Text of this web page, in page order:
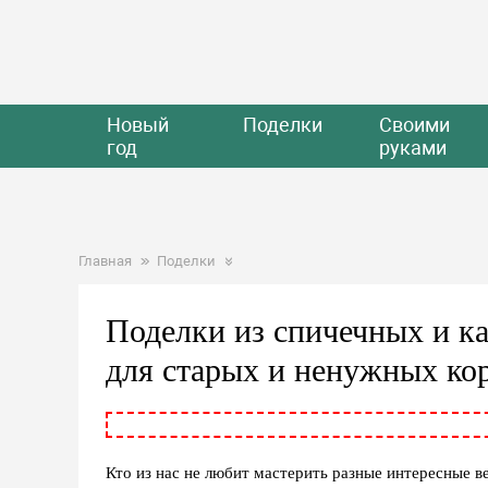
Новый
год
Поделки
Своими
руками
Главная Поделки
Поделки из спичечных и
для старых и ненужных
Кто из нас не любит мастерить разные интересные